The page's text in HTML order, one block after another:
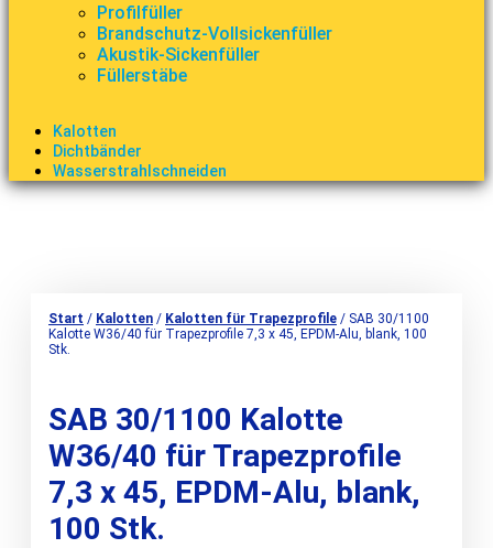
Profilfüller
Brandschutz-Vollsickenfüller
Akustik-Sickenfüller
Füllerstäbe
Kalotten
Dichtbänder
Wasserstrahlschneiden
Start / Kalotten / Kalotten für Trapezprofile / SAB 30/1100
Kalotte W36/40 für Trapezprofile 7,3 x 45, EPDM-Alu, blank, 100
Stk.
SAB 30/1100 Kalotte
W36/40 für Trapezprofile
7,3 x 45, EPDM-Alu, blank,
100 Stk.